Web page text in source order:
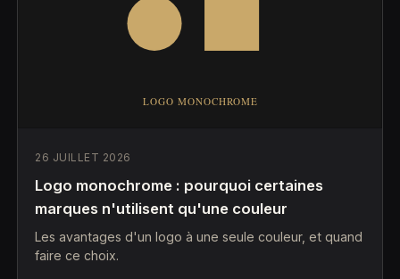
26 JUILLET 2026
Logo monochrome : pourquoi certaines
marques n'utilisent qu'une couleur
Les avantages d'un logo à une seule couleur, et quand
faire ce choix.